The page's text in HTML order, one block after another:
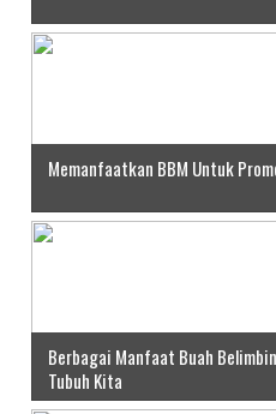
Memanfaatkan BBM Untuk
Berbagai Manfaat Buah
Tubuh Kita